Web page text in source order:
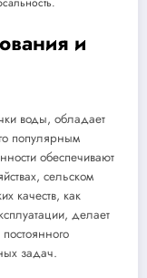
и
воды, обладает
популярным
обеспечивают
сельском
качеств, как
делает
задач.